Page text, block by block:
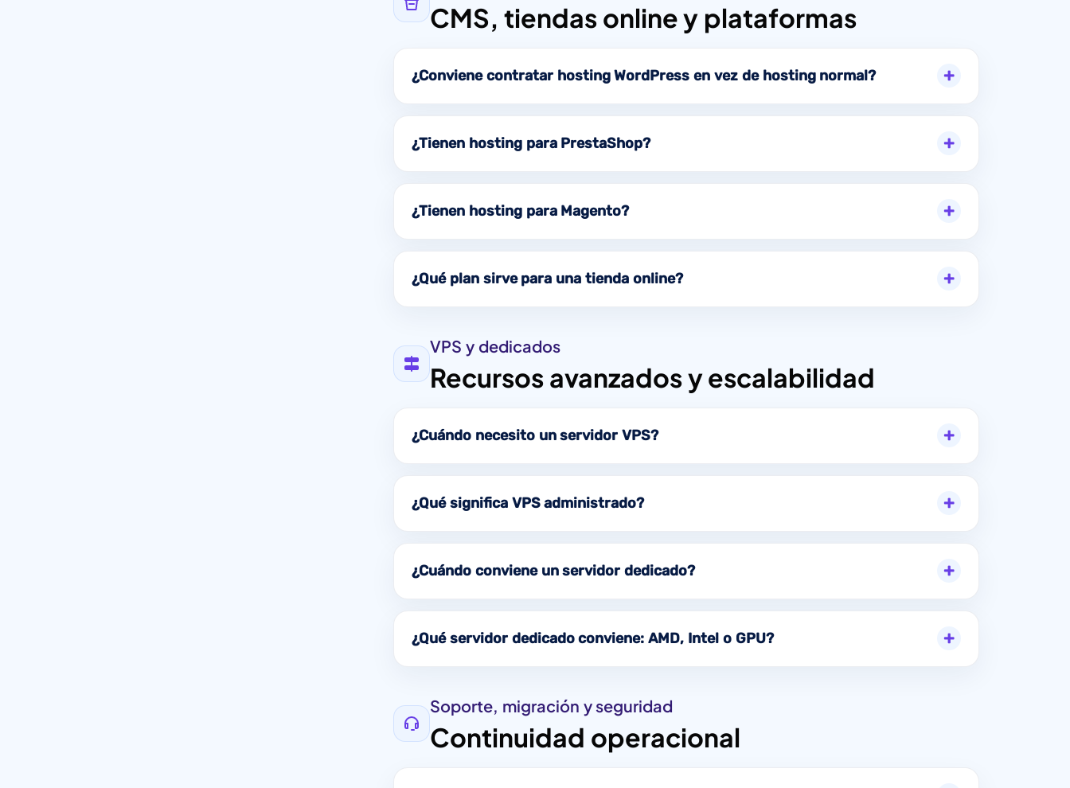
CMS, tiendas online y plataformas
¿Conviene contratar hosting WordPress en vez de hosting normal?
¿Tienen hosting para PrestaShop?
¿Tienen hosting para Magento?
¿Qué plan sirve para una tienda online?
VPS y dedicados
Recursos avanzados y escalabilidad
¿Cuándo necesito un servidor VPS?
¿Qué significa VPS administrado?
¿Cuándo conviene un servidor dedicado?
¿Qué servidor dedicado conviene: AMD, Intel o GPU?
Soporte, migración y seguridad
Continuidad operacional